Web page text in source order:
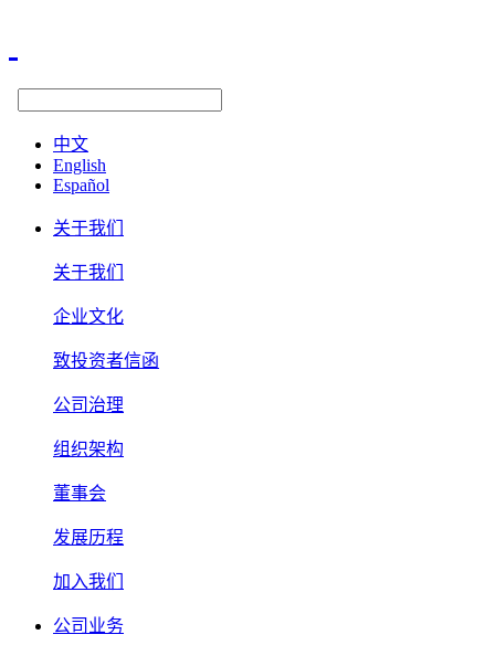
中文
English
Español
关于我们
关于我们
企业文化
致投资者信函
公司治理
组织架构
董事会
发展历程
加入我们
公司业务